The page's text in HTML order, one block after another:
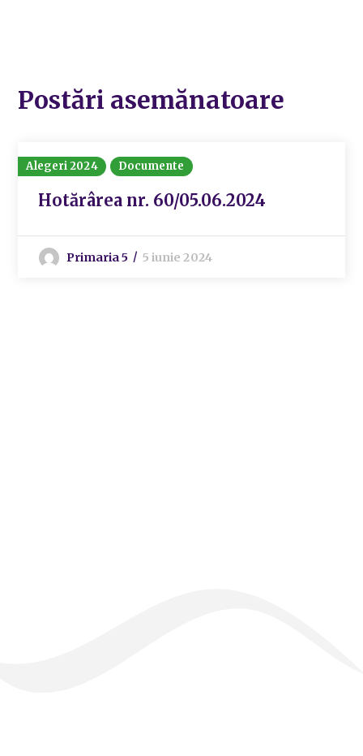
Postări asemănatoare
Alegeri 2024 Documente
Hotărârea nr. 60/05.06.2024
Primaria 5 5 iunie 2024